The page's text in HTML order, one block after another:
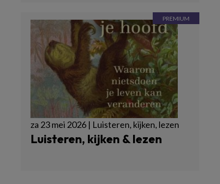
za 23 mei 2026 | Luisteren, kijken, lezen
Luisteren, kijken & lezen